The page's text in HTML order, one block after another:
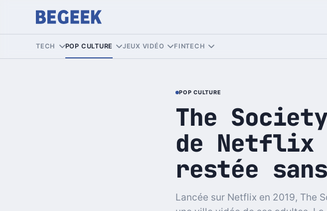
TECH POP CULTURE JEUX VIDÉO FINTECH
POP CULTURE
The
de Netflix
restée
Lancée sur Netflix en 2019, The